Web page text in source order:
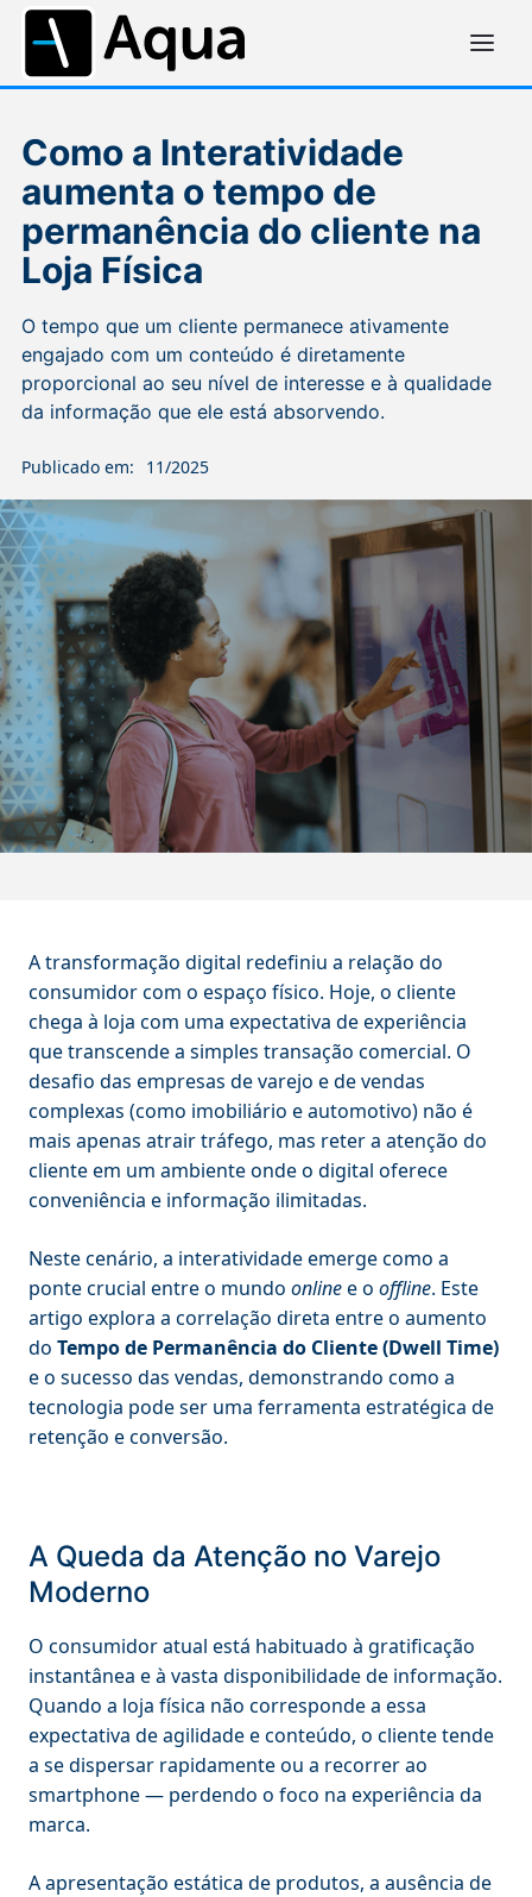
Como a Interatividade
aumenta o tempo de
permanência do cliente na
Loja Física
O tempo que um cliente permanece ativamente
engajado com um conteúdo é diretamente
proporcional ao seu nível de interesse e à qualidade
da informação que ele está absorvendo.
Publicado em: 11/2025
A transformação digital redefiniu a relação do
consumidor com o espaço físico. Hoje, o cliente
chega à loja com uma expectativa de experiência
que transcende a simples transação comercial. O
desafio das empresas de varejo e de vendas
complexas (como imobiliário e automotivo) não é
mais apenas atrair tráfego, mas reter a atenção do
cliente em um ambiente onde o digital oferece
conveniência e informação ilimitadas.
Neste cenário, a interatividade emerge como a
ponte crucial entre o mundo onlinee o offline. Este
artigo explora a correlação direta entre o aumento
do Tempo de Permanência do Cliente (Dwell Time)
e o sucesso das vendas, demonstrando como a
tecnologia pode ser uma ferramenta estratégica de
retenção e conversão.
A Queda da Atenção no Varejo
Moderno
O consumidor atual está habituado à gratificação
instantânea e à vasta disponibilidade de informação.
Quando a loja física não corresponde a essa
expectativa de agilidade e conteúdo, o cliente tende
a se dispersar rapidamente ou a recorrer ao
smartphone — perdendo o foco na experiência da
marca.
A apresentação estática de produtos, a ausência de